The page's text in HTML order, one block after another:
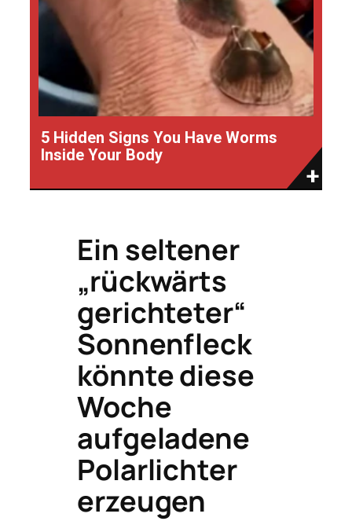
5 Hidden Signs You Have Worms
Inside Your Body
Ein seltener
„rückwärts
gerichteter“
Sonnenfleck
könnte diese
Woche
aufgeladene
Polarlichter
erzeugen